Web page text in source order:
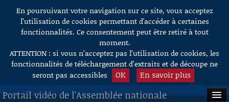
Aller au contenu
En poursuivant votre navigation sur ce site, vous acceptez
l’utilisation de cookies permettant d'accéder à certaines
fonctionnalités. Ce consentement peut être retiré à tout
moment.
ATTENTION : si vous n’acceptez pas l’utilisation de cookies, les
fonctionnalités de téléchargement d’extraits et de découpe ne
seront pas accessibles
OK En savoir plus
Portail vidéo de l'Assemblée nationale